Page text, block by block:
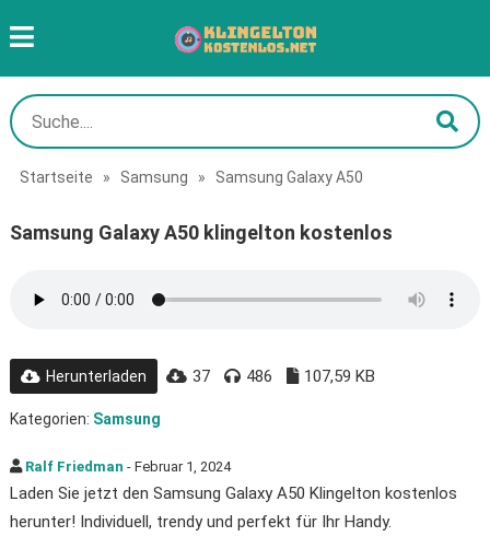
Startseite » Samsung » Samsung Galaxy A50
Samsung Galaxy A50 klingelton kostenlos
Herunterladen 37 486 107,59 KB
Kategorien: Samsung
Ralf Friedman - Februar 1, 2024
Laden Sie jetzt den Samsung Galaxy A50 Klingelton kostenlos
herunter! Individuell, trendy und perfekt für Ihr Handy.